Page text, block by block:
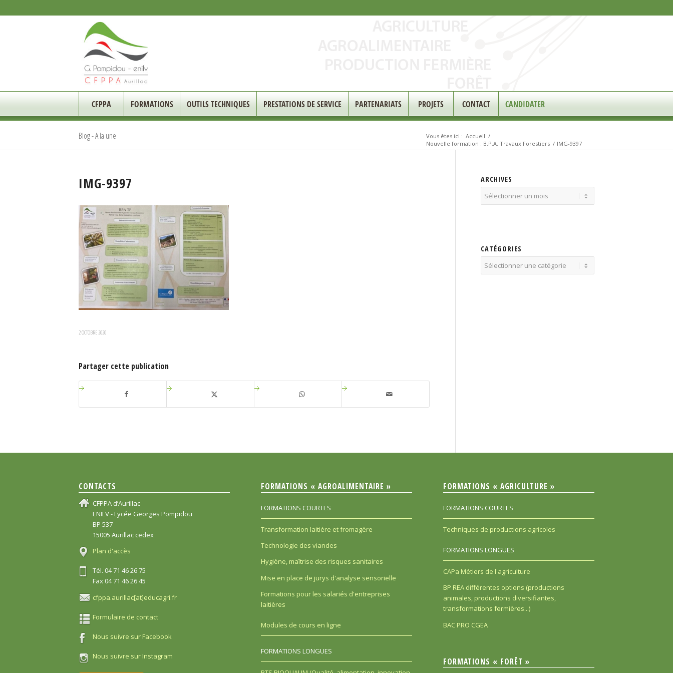
CFPPA FORMATIONS OUTILS TECHNIQUES PRESTATIONS DE SERVICE PARTENARIATS PROJETS CONTACT CANDIDATER
Blog - A la une Vous êtes ici : Accueil /
Nouvelle formation : B.P.A. Travaux Forestiers / IMG-9397
IMG-9397
2 OCTOBRE 2020
Partager cette publication
ARCHIVES
CATÉGORIES
Catégories
CONTACTS
CFPPA d’Aurillac
ENILV - Lycée Georges Pompidou
BP 537
15005 Aurillac cedex
Plan d'accès
Tél. 04 71 46 26 75
Fax 04 71 46 26 45
cfppa.aurillac[at]educagri.fr
Formulaire de contact
Nous suivre sur Facebook
Nous suivre sur Instagram
FORMATIONS « AGROALIMENTAIRE »
FORMATIONS COURTES
Transformation laitière et fromagère
Technologie des viandes
Hygiène, maîtrise des risques sanitaires
Mise en place de jurys d'analyse sensorielle
Formations pour les salariés d'entreprises
laitières
Modules de cours en ligne
FORMATIONS LONGUES
FORMATIONS « AGRICULTURE »
FORMATIONS COURTES
Techniques de productions agricoles
FORMATIONS LONGUES
CAPa Métiers de l'agriculture
BP REA différentes options (productions
animales, productions diversifiantes,
transformations fermières...)
BAC PRO CGEA
FORMATIONS « FORÊT »